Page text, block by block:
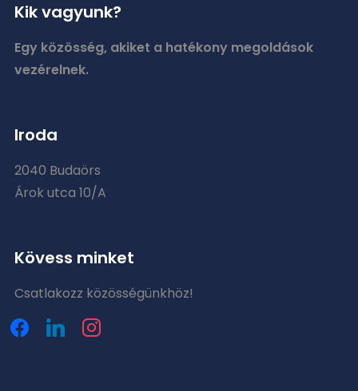
Kik vagyunk?
Egy közösség, akiket a hatékony megoldások
vezérelnek.
Iroda
2040 Budaörs
Árok utca 10/A
Kövess minket
Csatlakozz közösségünkhöz!
facebooklinkedininstagram